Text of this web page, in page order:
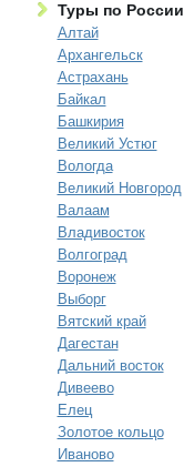
Туры по России
Алтай
Архангельск
Астрахань
Байкал
Башкирия
Великий Устюг
Вологда
Великий Новгород
Валаам
Владивосток
Волгоград
Воронеж
Выборг
Вятский край
Дагестан
Дальний восток
Дивеево
Елец
Золотое кольцо
Иваново